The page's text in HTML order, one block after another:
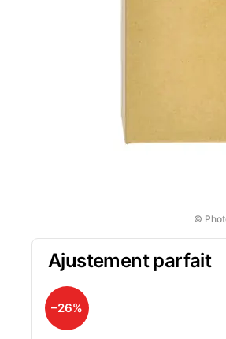
©
Ajustement parfait
–26%